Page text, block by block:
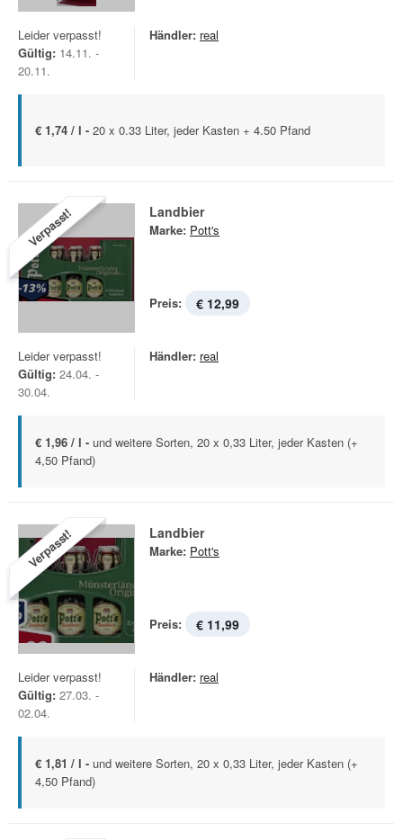
Leider verpasst!
Gültig: 14.11. -
20.11.
Händler: real
€ 1,74 / l - 20 x 0.33 Liter, jeder Kasten + 4.50 Pfand
Verpasst! Landbier
Marke: Pott's
Preis: € 12,99
Leider verpasst!
Gültig: 24.04. -
30.04.
Händler: real
€ 1,96 / l - und weitere Sorten, 20 x 0,33 Liter, jeder Kasten (+
4,50 Pfand)
Verpasst! Landbier
Marke: Pott's
Preis: € 11,99
Leider verpasst!
Gültig: 27.03. -
02.04.
Händler: real
€ 1,81 / l - und weitere Sorten, 20 x 0,33 Liter, jeder Kasten (+
4,50 Pfand)